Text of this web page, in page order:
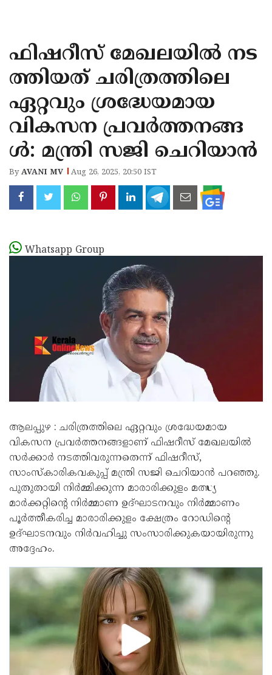
KANNUR
KASARAGOD
ഫിഷറീസ് മേഖലയിൽ നട
ത്തിയത് ചരിത്രത്തിലെ
ഏറ്റവും ശ്രദ്ധേയമായ
വികസന പ്രവർത്തനങ്ങ
ൾ: മന്ത്രി സജി ചെറിയാൻ
ByAVANI MV Aug 26, 2025, 20:50 IST
Whatsapp Group
ആലപ്പുഴ : ചരിത്രത്തിലെ ഏറ്റവും ശ്രദ്ധേയമായ
വികസന പ്രവർത്തനങ്ങളാണ് ഫിഷറീസ് മേഖലയിൽ
സർക്കാർ നടത്തിവരുന്നതെന്ന് ഫിഷറീസ്,
സാംസ്കാരികവകുപ്പ് മന്ത്രി സജി ചെറിയാൻ പറഞ്ഞു.
പുതുതായി നിർമ്മിക്കുന്ന മാരാരിക്കുളം മത്സ്യ
മാർക്കറ്റിൻ്റെ നിർമ്മാണ ഉദ്ഘാടനവും നിർമ്മാണം
പൂർത്തീകരിച്ച മാരാരിക്കുളം ക്ഷേത്രം റോഡിൻ്റെ
ഉദ്ഘാടനവും നിർവഹിച്ചു സംസാരിക്കുകയായിരുന്നു
അദ്ദേഹം.